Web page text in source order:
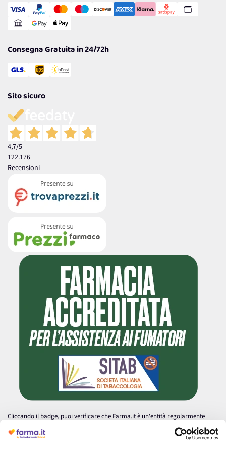
Gestisci Cookie
Reso Facile e Veloce
Consegna Gratuita in 24/72h
Sito sicuro
4,7/5
122.176
Recensioni
Cliccando il badge, puoi verificare che Farma.it è un'entità regolarmente
autorizzata dal Ministero della Salute a effettuare la vendita online di
medicinali.